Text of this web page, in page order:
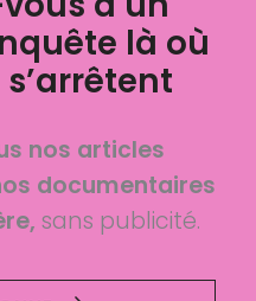
là où
nos articles
documentaires
sans publicité.